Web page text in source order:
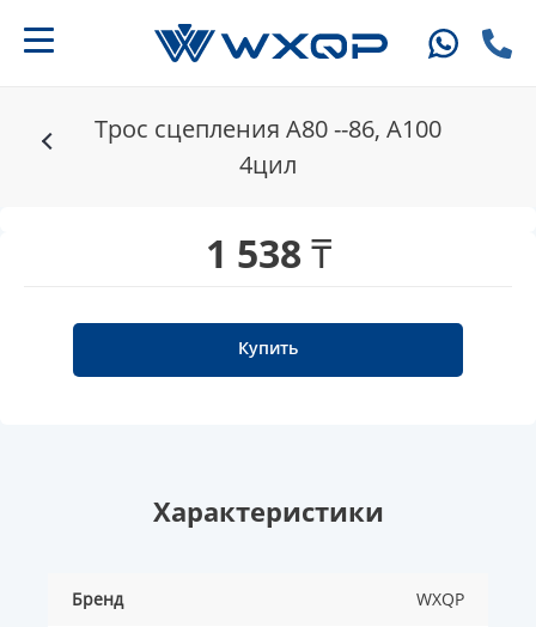
Трос сцепления A80 --86, A100
4цил
1 538 ₸
Купить
Характеристики
Бренд WXQP